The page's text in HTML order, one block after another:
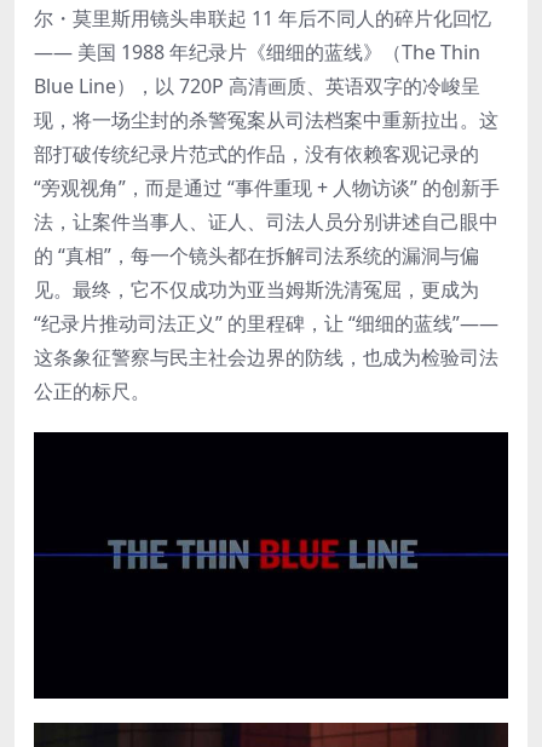
尔・莫里斯用镜头串联起 11 年后不同人的碎片化回忆
—— 美国 1988 年纪录片《细细的蓝线》（The Thin
Blue Line），以 720P 高清画质、英语双字的冷峻呈
现，将一场尘封的杀警冤案从司法档案中重新拉出。这
部打破传统纪录片范式的作品，没有依赖客观记录的
“旁观视角”，而是通过 “事件重现 + 人物访谈” 的创新手
法，让案件当事人、证人、司法人员分别讲述自己眼中
的 “真相”，每一个镜头都在拆解司法系统的漏洞与偏
见。最终，它不仅成功为亚当姆斯洗清冤屈，更成为
“纪录片推动司法正义” 的里程碑，让 “细细的蓝线”——
这条象征警察与民主社会边界的防线，也成为检验司法
公正的标尺。